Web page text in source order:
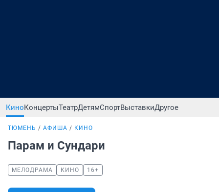
КиноКонцертыТеатрДетямСпортВыставкиДругое
ТЮМЕНЬ АФИША КИНО
Парам и Сундари
МЕЛОДРАМА КИНО 16+